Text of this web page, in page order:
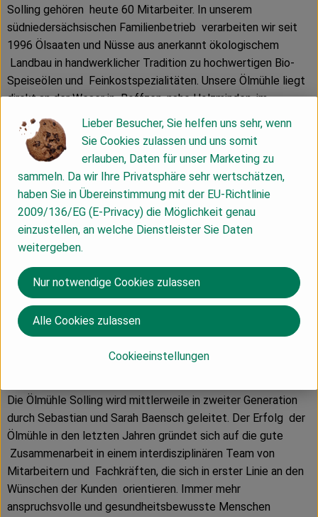
Solling gehören heute 60 Mitarbeiter. In unserem
südniedersächsischen Familienbetrieb verarbeiten wir seit
1996 Ölsaaten und Nüsse aus anerkannt ökologischem
Landbau in handwerklicher Tradition zu hochwertigen Bio-
Speiseölen und Feinkostspezialitäten. Unsere Ölmühle liegt
direkt an der Weser in Boffzen, nahe Holzminden, im
Weserbergland zwischen Hannover und Göttingen.
Die Qualität unserer kulinarischen Köstlichkeiten liegt uns
besonders am Herzen und seit Beginn lautet unsere Devise
„Qualität statt Masse“. Bei uns geht vieles noch
handwerklich zu, angefangen von der Auslese der
Rohstoffe, über die schonende Ölgewinnung mit kleinen
Spindelpressen bis hin zur Filtration und Abfüllung. Unsere
Chargen her. Die wertvollen Öle werden grundsätzlich
kaltgepresst. Auf diese Weise bleiben der arttypische
Geschmack sowie die hohe Qualität unserer Produkte
bestmöglich erhalten. Bis heute werden schonend
wegen ihrer besonderen Wirkungen auf den Organismus
Die Ölmühle Solling wird mittlerweile in zweiter Generation
durch Sebastian und Sarah Baensch geleitet. Der Erfolg der
Ölmühle in den letzten Jahren gründet sich auf die gute
Zusammenarbeit in einem interdisziplinären Team von
Mitarbeitern und Fachkräften, die sich in erster Linie an den
Wünschen der Kunden orientieren. Immer mehr
anspruchsvolle und gesundheitsbewusste Menschen
Lieber Besucher, Sie helfen uns sehr, wenn
Sie Cookies zulassen und uns somit
erlauben, Daten für unser Marketing zu
sammeln. Da wir Ihre Privatsphäre sehr wertschätzen,
haben Sie in Übereinstimmung mit der EU-Richtlinie
2009/136/EG (E-Privacy) die Möglichkeit genau
einzustellen, an welche Dienstleister Sie Daten
weitergeben.
Cookieeinstellungen
Nur notwendige Cookies zulassen
Alle Cookies zulassen